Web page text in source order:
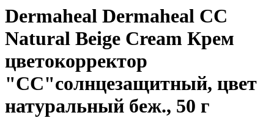
Dermaheal Dermaheal СС
Natural Beige Cream Крем
цветокорректор
"СС"солнцезащитный, цвет
натуральный беж., 50 г